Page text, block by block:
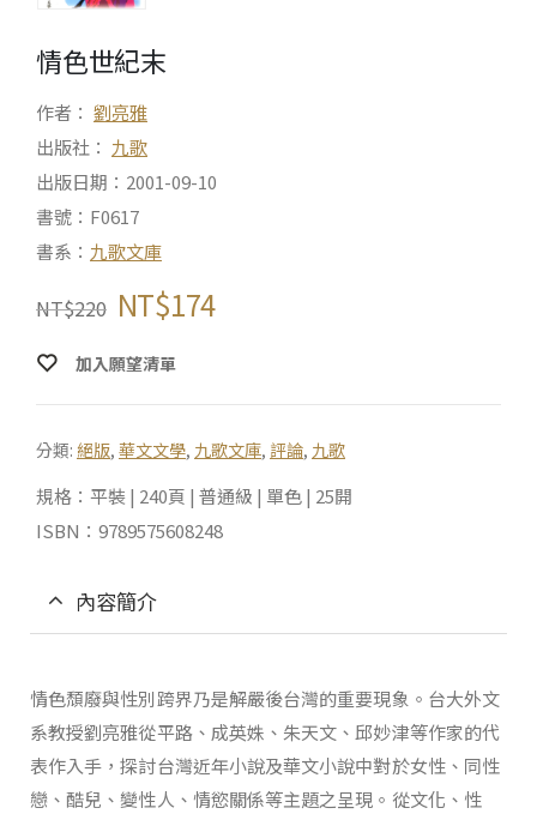
情色世紀末
作者： 劉亮雅
出版社： 九歌
出版日期：2001-09-10
書號：F0617
書系： 九歌文庫
NT$220 NT$174
加入願望清單
分類: 絕版, 華文文學, 九歌文庫, 評論, 九歌
規格：平裝 | 240頁 | 普通級 | 單色 | 25開
ISBN：9789575608248
內容簡介
情色頹廢與性別跨界乃是解嚴後台灣的重要現象。台大外文
系教授劉亮雅從平路、成英姝、朱天文、邱妙津等作家的代
表作入手，探討台灣近年小說及華文小說中對於女性、同性
戀、酷兒、變性人、情慾關係等主題之呈現。從文化、性